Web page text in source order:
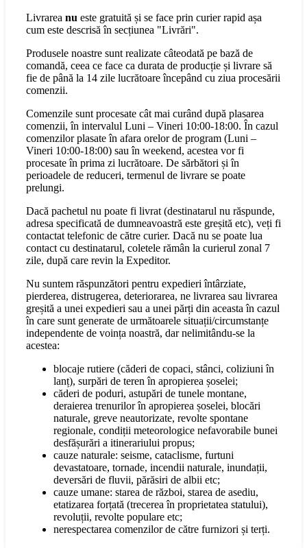
Livrarea nu este gratuită și se face prin curier rapid așa
cum este descrisă în secțiunea "Livrări".
Produsele noastre sunt realizate câteodată pe bază de
comandă, ceea ce face ca durata de producție și livrare să
fie de până la 14 zile lucrătoare începând cu ziua procesării
comenzii.
Comenzile sunt procesate cât mai curând după plasarea
comenzii, în intervalul Luni – Vineri 10:00-18:00. În cazul
comenzilor plasate în afara orelor de program (Luni –
Vineri 10:00-18:00) sau în weekend, acestea vor fi
procesate în prima zi lucrătoare. De sărbători și în
perioadele de reduceri, termenul de livrare se poate
prelungi.
Dacă pachetul nu poate fi livrat (destinatarul nu răspunde,
adresa specificată de dumneavoastră este greșită etc), veți fi
contactat telefonic de către curier. Dacă nu se poate lua
contact cu destinatarul, coletele rămân la curierul zonal 7
zile, după care revin la Expeditor.
Nu suntem răspunzători pentru expedieri întârziate,
pierderea, distrugerea, deteriorarea, ne livrarea sau livrarea
greșită a unei expedieri sau a unei părți din aceasta în cazul
în care sunt generate de următoarele situații/circumstanțe
independente de voința noastră, dar nelimitându-se la
acestea:
blocaje rutiere (căderi de copaci, stânci, coliziuni în
lanț), surpări de teren în apropierea șoselei;
căderi de poduri, astupări de tunele montane,
deraierea trenurilor în apropierea șoselei, blocări
naturale, greve neautorizate, revolte spontane
regionale, condiții meteorologice nefavorabile bunei
desfășurări a itinerariului propus;
cauze naturale: seisme, cataclisme, furtuni
devastatoare, tornade, incendii naturale, inundații,
deversări de fluvii, părăsiri de albii etc;
cauze umane: starea de război, starea de asediu,
etatizarea forțată (trecerea în proprietatea statului),
revoluții, revolte populare etc;
nerespectarea comenzilor de către furnizori și terți.